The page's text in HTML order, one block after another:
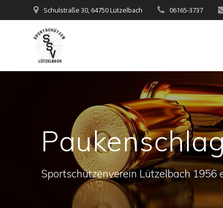
Inhalt
Schulstraße 30, 64750 Lützelbach 06165-3737
Sportschützenverein Lützelbach 1956